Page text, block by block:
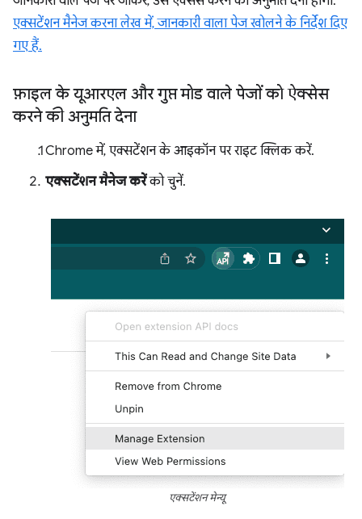
एक्सटेंशन मैनेज करना लेख में, जानकारी वाला पेज खोलने के निर्देश दिए
गए हैं.
फ़ाइल के यूआरएल और गुप्त मोड वाले पेजों को ऐक्सेस
करने की अनुमति देना
Chrome में, एक्सटेंशन के आइकॉन पर राइट क्लिक करें.
एक्सटेंशन मैनेज करेंको चुनें.
एक्सटेंशन मेन्यू